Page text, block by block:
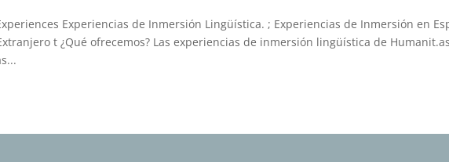
Experiencias de Inmersión Lingüística. ; Experiencias de Inmersión en
t ¿Qué ofrecemos? Las experiencias de inmersión lingüística de Humanit.as